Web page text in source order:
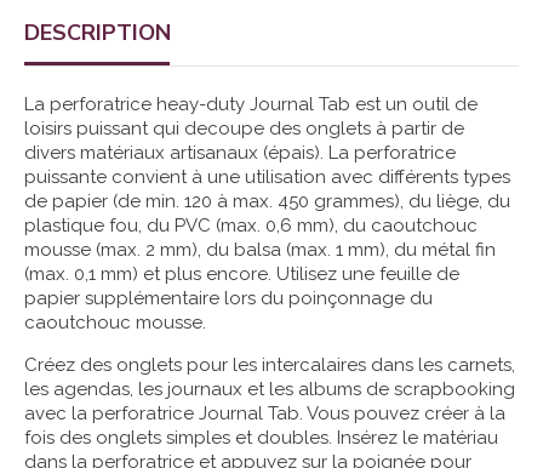
DESCRIPTION
La perforatrice heay-duty Journal Tab est un outil de
loisirs puissant qui decoupe des onglets à partir de
divers matériaux artisanaux (épais). La perforatrice
puissante convient à une utilisation avec différents types
de papier (de min. 120 à max. 450 grammes), du liège, du
plastique fou, du PVC (max. 0,6 mm), du caoutchouc
mousse (max. 2 mm), du balsa (max. 1 mm), du métal fin
(max. 0,1 mm) et plus encore. Utilisez une feuille de
papier supplémentaire lors du poinçonnage du
caoutchouc mousse.
Créez des onglets pour les intercalaires dans les carnets,
les agendas, les journaux et les albums de scrapbooking
avec la perforatrice Journal Tab. Vous pouvez créer à la
fois des onglets simples et doubles. Insérez le matériau
dans la perforatrice et appuyez sur la poignée pour